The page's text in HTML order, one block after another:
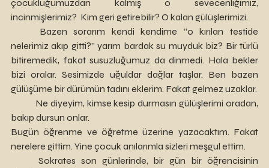
çocukluğumuzdan kalmış o sevecenliğimiz,
incinmişlerimiz?  Kim geri getirebilir? O kalan gülüşlerimizi.
nelerimiz akıp gitti?” yarım bardak su muyduk biz? Bir türlü
bitiremedik, fakat susuzluğumuz da dinmedi. Hala bekler
bizi oralar. Sesimizde uğuldar dağlar taşlar. Ben bazen
gülüşüme bir dürümün tadını eklerim. Fakat gelmez uzaklar.
bakıp dursun onlar.
Bugün öğrenme ve öğretme üzerine yazacaktım. Fakat
nerelere gittim. Yine çocuk anılarımla sizleri meşgul ettim.